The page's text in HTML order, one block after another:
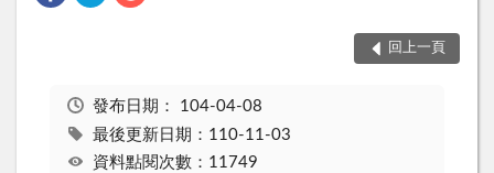
回上一頁
發布日期： 104-04-08
最後更新日期：110-11-03
資料點閱次數：11749